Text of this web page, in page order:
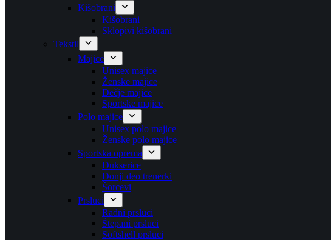
Kišobrani
Kišobrani
Sklopivi kišobrani
Tekstil
Majice
Unisex majice
Ženske majice
Dečje majice
Sportske majice
Polo majice
Unisex polo majice
Ženske polo majice
Sportska oprema
Dukserice
Donji deo trenerki
Šorcevi
Prsluci
Radni prsluci
Štepani prsluci
Softshell prsluci